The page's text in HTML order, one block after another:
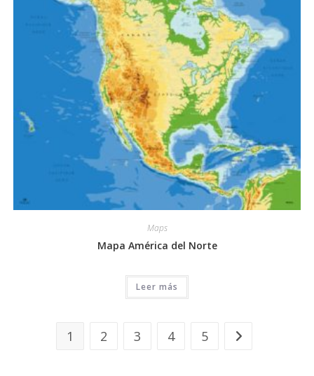
de
producto
Maps
Mapa América del Norte
Leer más
1 2 3 4 5